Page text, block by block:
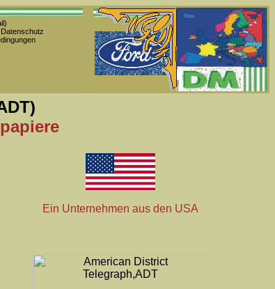
Ein Unternehmen aus den USA